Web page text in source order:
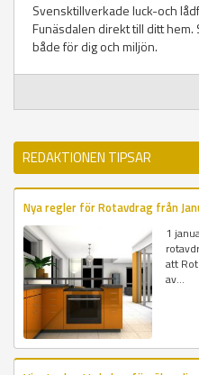
Svensktillverkade luck-och
Funäsdalen direkt till ditt
både för dig och miljön.
REDAKTIONEN TIPSAR
Nya regler för Rotavdrag från
1
att
av...